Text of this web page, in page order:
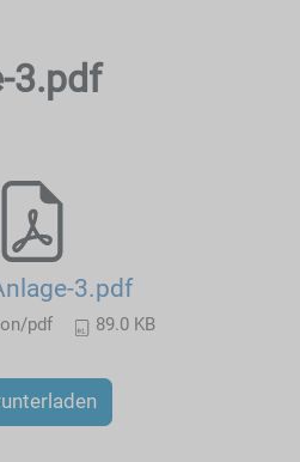
3.pdf
3.pdf
pdf 89.0 KB